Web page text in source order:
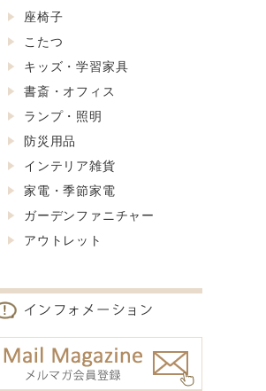
座椅子
こたつ
キッズ・学習家具
書斎・オフィス
ランプ・照明
防災用品
インテリア雑貨
家電・季節家電
ガーデンファニチャー
アウトレット